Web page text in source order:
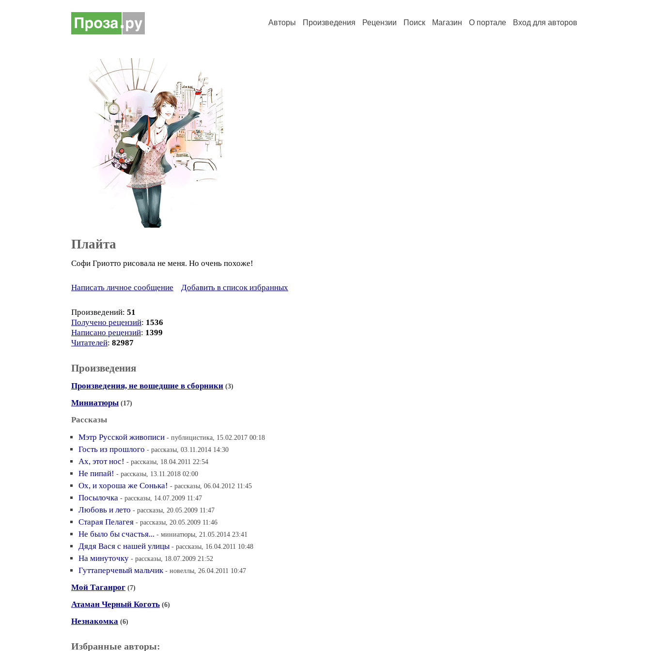
Авторы Произведения Рецензии Поиск Магазин О портале Вход для авторов
Плайта
Софи Гриотто рисовала не меня. Но очень похоже!
Написать личное сообщение Добавить в список избранных
Произведений: 51
Получено рецензий: 1536
Написано рецензий: 1399
Читателей: 82987
Произведения
Произведения, не вошедшие в сборники (3)
Миниатюры (17)
Рассказы
Мэтр Русской живописи - публицистика, 15.02.2017 00:18
Гость из прошлого - рассказы, 03.11.2014 14:30
Ах, этот нос! - рассказы, 18.04.2011 22:54
Не пипай! - рассказы, 13.11.2018 02:00
Ох, и хороша же Сонька! - рассказы, 06.04.2012 11:45
Посылочка - рассказы, 14.07.2009 11:47
Любовь и лето - рассказы, 20.05.2009 11:47
Старая Пелагея - рассказы, 20.05.2009 11:46
Не было бы счастья... - миниатюры, 21.05.2014 23:41
Дядя Вася с нашей улицы - рассказы, 16.04.2011 10:48
На минуточку - рассказы, 18.07.2009 21:52
Гуттаперчевый мальчик - новеллы, 26.04.2011 10:47
Мой Таганрог (7)
Атаман Черный Коготь (6)
Незнакомка (6)
Избранные авторы: